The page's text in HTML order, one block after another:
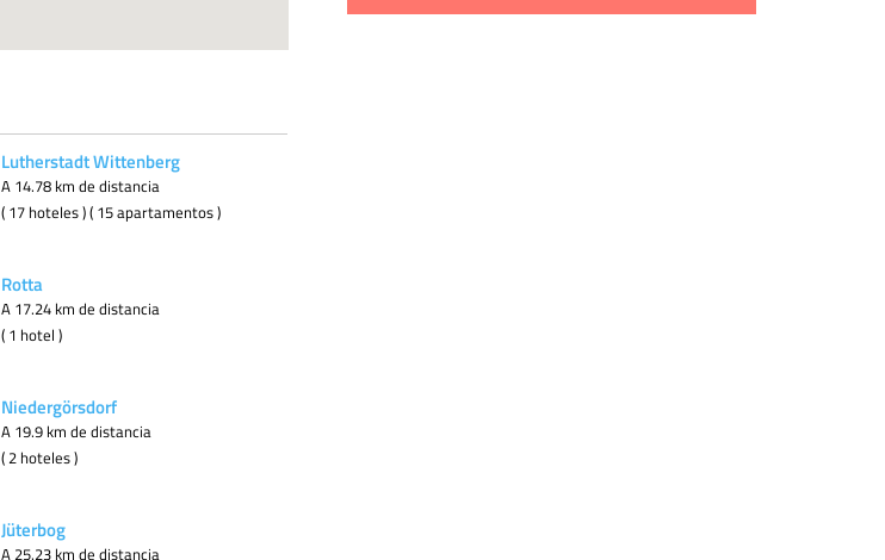
Lutherstadt Wittenberg
A 14.78 km de distancia
( 17 hoteles ) ( 15 apartamentos )
Rotta
A 17.24 km de distancia
( 1 hotel )
Niedergörsdorf
A 19.9 km de distancia
( 2 hoteles )
Jüterbog
A 25.23 km de distancia